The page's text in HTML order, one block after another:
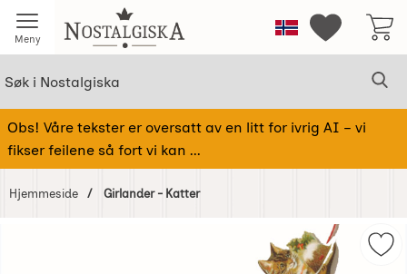
Meny Startsiden for NostalgiskaNorge Mine
Obs! Våre tekster er oversatt av en litt for ivrig AI – vi
fikser feilene så fort vi kan ...
Hjemmeside Girlander - Katter